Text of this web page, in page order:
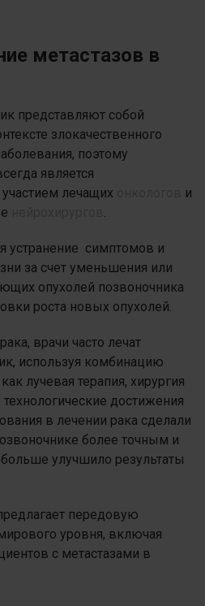
метастазов в
представляют собой
злокачественного
поэтому
является
лечащих
и
устранение симптомов и
за счет уменьшения или
опухолей позвоночника
роста новых опухолей.
врачи часто лечат
используя комбинацию
лучевая терапия, хирургия
достижения
в лечении рака сделали
более точным и
улучшило результаты
передовую
уровня, включая
с метастазами в